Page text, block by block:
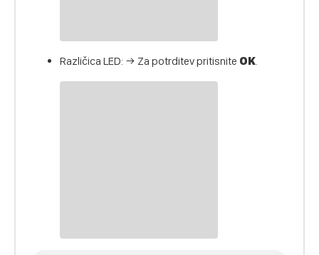
Različica LED: → Za potrditev pritisnite OK.